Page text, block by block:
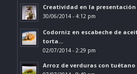
Creatividad en la presentación
30/06/2014 - 4:12 pm
Codorniz en escabeche de
torta...
02/07/2014 - 2:29 pm
Arroz de verduras con tuétano